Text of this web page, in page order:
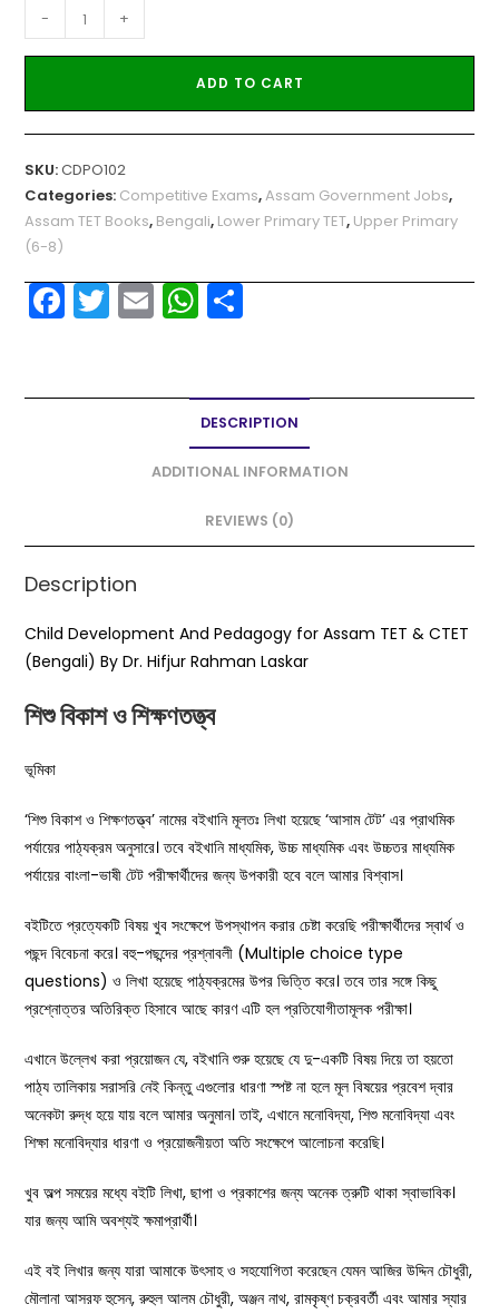
- +
ADD TO CART
SKU:CDPO102
Categories: Competitive Exams,Assam Government Jobs,
Assam TET Books, Bengali, Lower Primary TET, Upper Primary
(6-8)
F
a
e
k
T
w
er
E
m
l
W
h
ts
A
p
p
S
e
DESCRIPTION
ADDITIONAL INFORMATION
REVIEWS (0)
Description
Child Development And Pedagogy for Assam TET & CTET
(Bengali) By Dr. Hifjur Rahman Laskar
শিশু বিকাশ ও শিক্ষণতত্ত্ব
ভূমিকা
‘শিশু বিকাশ ও শিক্ষণতত্ত্ব’ নামের বইখানি মূলতঃ লিখা হয়েছে ‘আসাম টেট’ এর প্রাথমিক
পর্যায়ের পাঠ্যক্রম অনুসারে। তবে বইখানি মাধ্যমিক, উচ্চ মাধ্যমিক এবং উচ্চতর মাধ্যমিক
পর্যায়ের বাংলা-ভাষী টেট পরীক্ষার্থীদের জন্য উপকারী হবে বলে আমার বিশ্বাস।
বইটিতে প্রত্যেকটি বিষয় খুব সংক্ষেপে উপস্থাপন করার চেষ্টা করেছি পরীক্ষার্থীদের স্বার্থ ও
পছন্দ বিবেচনা করে। বহু-পছন্দের প্রশ্নাবলী (Multiple choice type
questions) ও লিখা হয়েছে পাঠ্যক্রমের উপর ভিত্তি করে। তবে তার সঙ্গে কিছু
প্রশ্নোত্তর অতিরিক্ত হিসাবে আছে কারণ এটি হল প্রতিযোগীতামূলক পরীক্ষা।
এখানে উল্লেখ করা প্রয়োজন যে, বইখানি শুরু হয়েছে যে দু-একটি বিষয় দিয়ে তা হয়তো
পাঠ্য তালিকায় সরাসরি নেই কিন্তু এগুলোর ধারণা স্পষ্ট না হলে মূল বিষয়ের প্রবেশ দ্বার
অনেকটা রুদ্ধ হয়ে যায় বলে আমার অনুমান। তাই, এখানে মনোবিদ্যা, শিশু মনোবিদ্যা এবং
শিক্ষা মনোবিদ্যার ধারণা ও প্রয়োজনীয়তা অতি সংক্ষেপে আলোচনা করেছি।
খুব অল্প সময়ের মধ্যে বইটি লিখা, ছাপা ও প্রকাশের জন্য অনেক ত্রুটি থাকা স্বাভাবিক।
যার জন্য আমি অবশ্যই ক্ষমাপ্রার্থী।
এই বই লিখার জন্য যারা আমাকে উৎসাহ ও সহযোগিতা করেছেন যেমন আজির উদ্দিন চৌধুরী,
মৌলানা আসরফ হুসেন, রুহুল আলম চৌধুরী, অঞ্জন নাথ, রামকৃষ্ণ চক্রবর্তী এবং আমার স্যার